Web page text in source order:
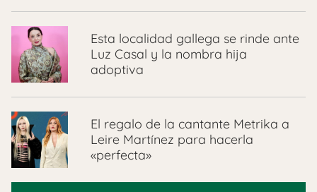
Esta localidad gallega se rinde ante
Luz Casal y la nombra hija
adoptiva
El regalo de la cantante Metrika a
Leire Martínez para hacerla
«perfecta»